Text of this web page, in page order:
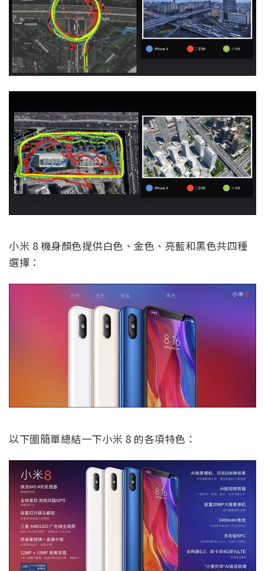
小米 8 機身顏色提供白色、金色、亮藍和黑色共四種
選擇：
以下圖簡單總結一下小米 8 的各項特色：